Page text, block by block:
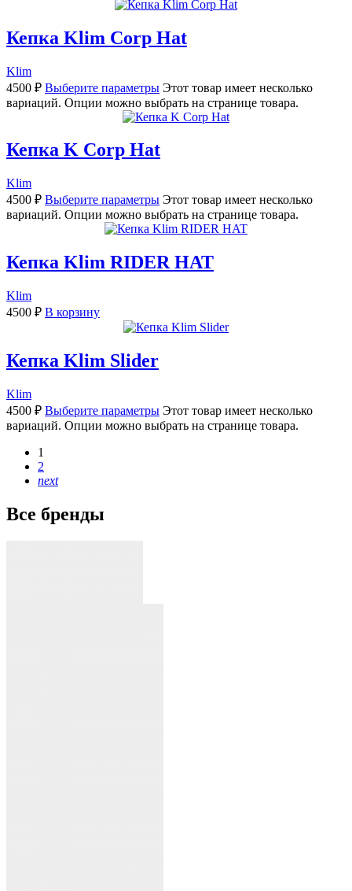
Кепка Klim Corp Hat
Klim
4500 ₽ Выберите параметры Этот товар имеет несколько
вариаций. Опции можно выбрать на странице товара.
Кепка K Corp Hat
Klim
4500 ₽ Выберите параметры Этот товар имеет несколько
вариаций. Опции можно выбрать на странице товара.
Кепка Klim RIDER HAT
Klim
4500 ₽ В корзину
Кепка Klim Slider
Klim
4500 ₽ Выберите параметры Этот товар имеет несколько
вариаций. Опции можно выбрать на странице товара.
1
2
next
Все бренды